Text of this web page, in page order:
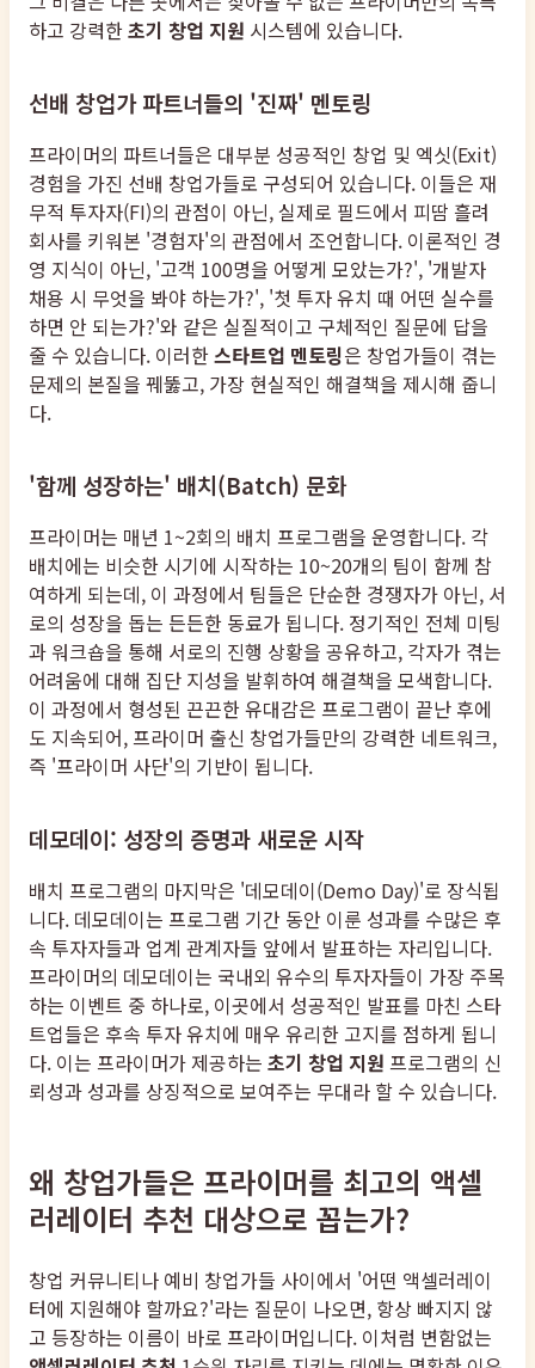
하고 강력한초기 창업 지원 시스템에 있습니다.
선배 창업가 파트너들의 '진짜' 멘토링
프라이머의 파트너들은 대부분 성공적인 창업 및 엑싯(Exit)
경험을 가진 선배 창업가들로 구성되어 있습니다. 이들은 재
무적 투자자(FI)의 관점이 아닌, 실제로 필드에서 피땀 흘려
회사를 키워본 '경험자'의 관점에서 조언합니다. 이론적인 경
영 지식이 아닌, '고객 100명을 어떻게 모았는가?', '개발자
채용 시 무엇을 봐야 하는가?', '첫 투자 유치 때 어떤 실수를
하면 안 되는가?'와 같은 실질적이고 구체적인 질문에 답을
줄 수 있습니다. 이러한스타트업 멘토링은 창업가들이 겪는
문제의 본질을 꿰뚫고, 가장 현실적인 해결책을 제시해 줍니
다.
'함께 성장하는' 배치(Batch) 문화
프라이머는 매년 1~2회의 배치 프로그램을 운영합니다. 각
배치에는 비슷한 시기에 시작하는 10~20개의 팀이 함께 참
여하게 되는데, 이 과정에서 팀들은 단순한 경쟁자가 아닌, 서
로의 성장을 돕는 든든한 동료가 됩니다. 정기적인 전체 미팅
과 워크숍을 통해 서로의 진행 상황을 공유하고, 각자가 겪는
어려움에 대해 집단 지성을 발휘하여 해결책을 모색합니다.
이 과정에서 형성된 끈끈한 유대감은 프로그램이 끝난 후에
도 지속되어, 프라이머 출신 창업가들만의 강력한 네트워크,
즉 '프라이머 사단'의 기반이 됩니다.
데모데이: 성장의 증명과 새로운 시작
배치 프로그램의 마지막은 '데모데이(Demo Day)'로 장식됩
니다. 데모데이는 프로그램 기간 동안 이룬 성과를 수많은 후
속 투자자들과 업계 관계자들 앞에서 발표하는 자리입니다.
프라이머의 데모데이는 국내외 유수의 투자자들이 가장 주목
하는 이벤트 중 하나로, 이곳에서 성공적인 발표를 마친 스타
트업들은 후속 투자 유치에 매우 유리한 고지를 점하게 됩니
다. 이는 프라이머가 제공하는 초기 창업 지원 프로그램의 신
뢰성과 성과를 상징적으로 보여주는 무대라 할 수 있습니다.
왜 창업가들은 프라이머를 최고의 액셀
러레이터 추천 대상으로 꼽는가?
창업 커뮤니티나 예비 창업가들 사이에서 '어떤 액셀러레이
터에 지원해야 할까요?'라는 질문이 나오면, 항상 빠지지 않
고 등장하는 이름이 바로 프라이머입니다. 이처럼 변함없는